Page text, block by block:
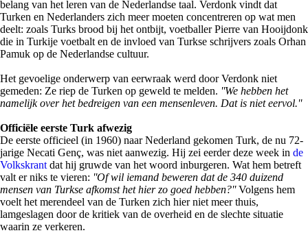
belang van het leren van de Nederlandse taal. Verdonk vindt dat
Turken en Nederlanders zich meer moeten concentreren op wat men
deelt: zoals Turks brood bij het ontbijt, voetballer Pierre van Hooijdonk
die in Turkije voetbalt en de invloed van Turkse schrijvers zoals Orhan
Pamuk op de Nederlandse cultuur.
Het gevoelige onderwerp van eerwraak werd door Verdonk niet
gemeden: Ze riep de Turken op geweld te melden. ''We hebben het
namelijk over het bedreigen van een mensenleven. Dat is niet eervol.''
Officiële eerste Turk afwezig
De eerste officieel (in 1960) naar Nederland gekomen Turk, de nu 72-
jarige Necati Genç, was niet aanwezig. Hij zei eerder deze week in de
Volkskrant dat hij gruwde van het woord inburgeren. Wat hem betreft
valt er niks te vieren: ''Of wil iemand beweren dat de 340 duizend
mensen van Turkse afkomst het hier zo goed hebben?''Volgens hem
voelt het merendeel van de Turken zich hier niet meer thuis,
lamgeslagen door de kritiek van de overheid en de slechte situatie
waarin ze verkeren.